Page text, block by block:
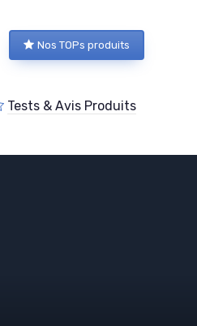
Nos TOPs produits
Tests & Avis Produits